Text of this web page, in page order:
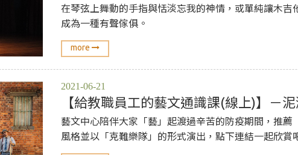
在琴弦上舞動的手指與恬淡忘我的神情，或單純讓木吉
成為一種有聲傢俱。
more
2021-06-21
【給教職員工的藝文通識課(線上)】－
藝文中心陪伴大家「藝」起渡過辛苦的防疫期間，推薦
風格並以「克難樂隊」的形式演出，點下連結一起欣賞